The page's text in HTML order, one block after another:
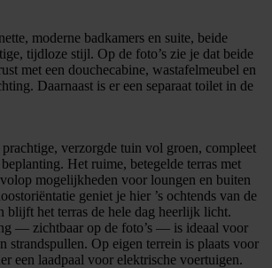
moderne badkamers en suite, beide
tijdloze stijl. Op de foto’s zie je dat beide
met een douchecabine, wastafelmeubel en
Daarnaast is er een separaat toilet in de
verzorgde tuin vol groen, compleet
Het ruime, betegelde terras met
mogelijkheden voor loungen en buiten
geniet je hier ’s ochtends van de
blijft het terras de hele dag heerlijk licht.
— zichtbaar op de foto’s — is ideaal voor
strandspullen. Op eigen terrein is plaats voor
een laadpaal voor elektrische voertuigen.